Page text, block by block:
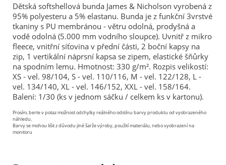
Dětská softshellová bunda James & Nicholson vyrobená z
95% polyesteru a 5% elastanu. Bunda je z funkční 3vrstvé
tkaniny s PU membránou - větru odolná, prodyšná a
vodě odolná (5.000 mm vodního sloupce). Uvnitř z mikro
fleece, vnitřní síťovina v přední části, 2 boční kapsy na
zip, 1 vertikální náprsní kapsa se zipem, elastické šňůrky
na spodním lemu. Hmotnost: 330 g/m². Rozpis velikostí:
XS - vel. 98/104, S - vel. 110/116, M - vel. 122/128, L -
vel. 134/140, XL - vel. 146/152, XXL - vel. 158/164.
Balení: 1/30 (ks v jednom sáčku / celkem ks v kartonu).
Prosím, berte v potaz možnost odchylky reálného odstínu barvy produktu od vyobrazeného
náhledu.
Barvy se mohou lišit z důvodu jiné šarže výroby, použití materiálu, nebo vyobrazení na
monitoru